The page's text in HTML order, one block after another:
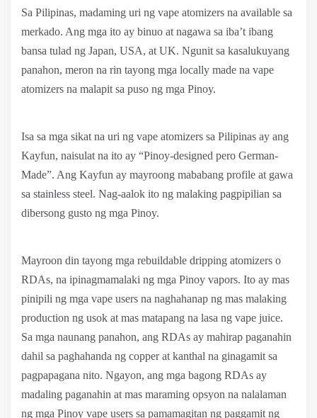
Sa Pilipinas, madaming uri ng vape atomizers na available sa
merkado. Ang mga ito ay binuo at nagawa sa iba’t ibang
bansa tulad ng Japan, USA, at UK. Ngunit sa kasalukuyang
panahon, meron na rin tayong mga locally made na vape
atomizers na malapit sa puso ng mga Pinoy.
Isa sa mga sikat na uri ng vape atomizers sa Pilipinas ay ang
Kayfun, naisulat na ito ay “Pinoy-designed pero German-
Made”. Ang Kayfun ay mayroong mababang profile at gawa
sa stainless steel. Nag-aalok ito ng malaking pagpipilian sa
dibersong gusto ng mga Pinoy.
Mayroon din tayong mga rebuildable dripping atomizers o
RDAs, na ipinagmamalaki ng mga Pinoy vapors. Ito ay mas
pinipili ng mga vape users na naghahanap ng mas malaking
production ng usok at mas matapang na lasa ng vape juice.
Sa mga naunang panahon, ang RDAs ay mahirap paganahin
dahil sa paghahanda ng copper at kanthal na ginagamit sa
pagpapagana nito. Ngayon, ang mga bagong RDAs ay
madaling paganahin at mas maraming opsyon na nalalaman
ng mga Pinoy vape users sa pamamagitan ng paggamit ng